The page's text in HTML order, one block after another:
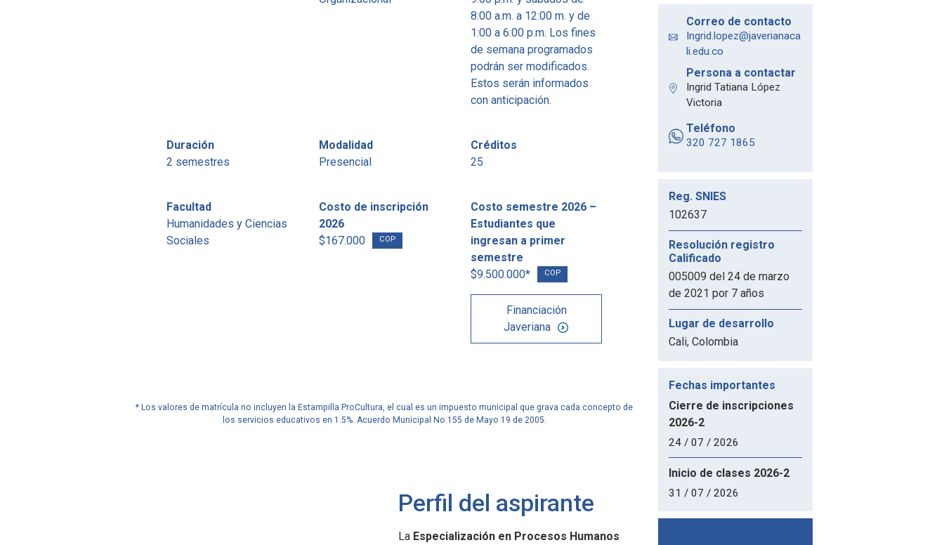
8:00 a.m. a 12:00 m. y de
1:00 a 6:00 p.m. Los fines
de semana programados
podrán ser modificados.
Estos serán informados
con anticipación.
Duración
2 semestres
Modalidad
Presencial
Créditos
25
Facultad
Humanidades y Ciencias
Sociales
Costo de inscripción
2026
$167.000
COP
Costo semestre 2026 –
Estudiantes que
ingresan a primer
semestre
$9.500.000*
COP
Financiación
Javeriana
* Los valores de matrícula no incluyen la Estampilla ProCultura, el cual es un impuesto municipal que grava cada concepto de
los servicios educativos en 1.5%. Acuerdo Municipal No.155 de Mayo 19 de 2005.
Perfil del aspirante
La Especialización en Procesos Humanos
Correo de contacto
Ingrid.lopez@javerianaca
li.edu.co
Persona a contactar
Ingrid Tatiana López
Victoria
Teléfono
320 727 1865
Reg. SNIES
102637
Resolución registro
Calificado
005009 del 24 de marzo
de 2021 por 7 años
Lugar de desarrollo
Cali, Colombia
Fechas importantes
Cierre de inscripciones
2026-2
24 / 07 / 2026
Inicio de clases 2026-2
31 / 07 / 2026